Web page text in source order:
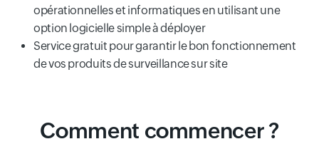
opérationnelles et informatiques en utilisant une
option logicielle simple à déployer
Service gratuit pour garantir le bon fonctionnement
de vos produits de surveillance sur site
Comment commencer ?